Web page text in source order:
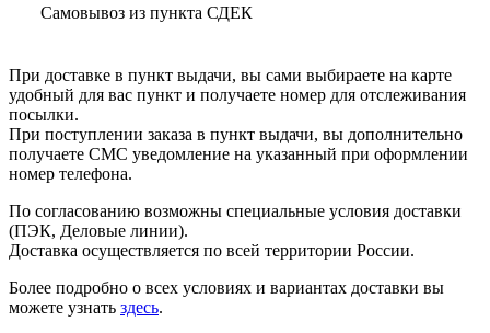
Самовывоз из пункта СДЕК
При доставке в пункт выдачи, вы сами выбираете на карте
удобный для вас пункт и получаете номер для отслеживания
посылки.
При поступлении заказа в пункт выдачи, вы дополнительно
получаете СМС уведомление на указанный при оформлении
номер телефона.
По согласованию возможны специальные условия доставки
(ПЭК, Деловые линии).
Доставка осуществляется по всей территории России.
Более подробно о всех условиях и вариантах доставки вы
можете узнать здесь.